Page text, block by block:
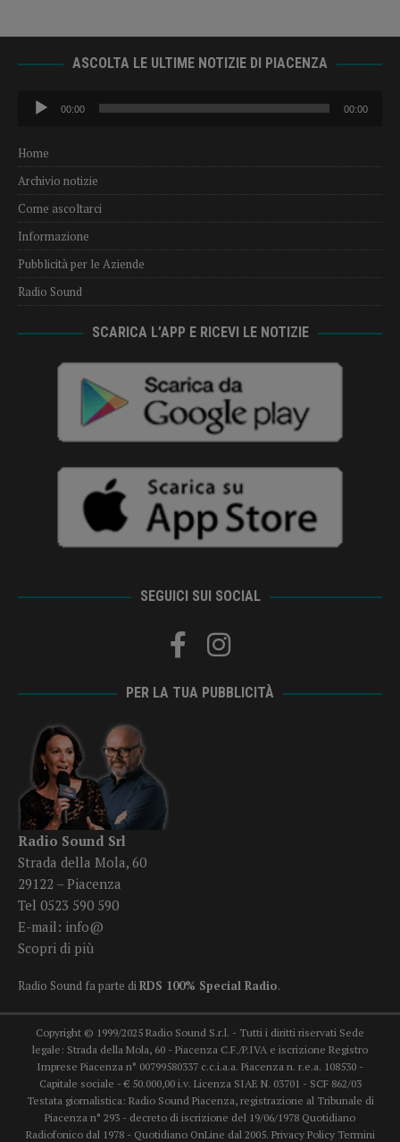
ASCOLTA LE ULTIME NOTIZIE DI PIACENZA
Audio
Player
00:00 00:00
Home
Archivio notizie
Come ascoltarci
Informazione
Pubblicità per le Aziende
Radio Sound
SCARICA L’APP E RICEVI LE NOTIZIE
SEGUICI SUI SOCIAL
PER LA TUA PUBBLICITÀ
Radio Sound Srl
Strada della Mola, 60
29122 – Piacenza
Tel 0523 590 590
E-mail: info@
Scopri di più
Radio Sound fa parte diRDS 100% Special Radio.
Copyright © 1999/2025 Radio Sound S.r.l. - Tutti i diritti riservati Sede
legale: Strada della Mola, 60 - Piacenza C.F./P.IVA e iscrizione Registro
Imprese Piacenza n° 00799580337 c.c.i.a.a. Piacenza n. r.e.a. 108530 -
Capitale sociale - € 50.000,00 i.v. Licenza SIAE N. 03701 - SCF 862/03
Testata giornalistica: Radio Sound Piacenza, registrazione al Tribunale di
Piacenza n° 293 - decreto di iscrizione del 19/06/1978 Quotidiano
Radiofonico dal 1978 - Quotidiano OnLine dal 2005. Privacy Policy Termini